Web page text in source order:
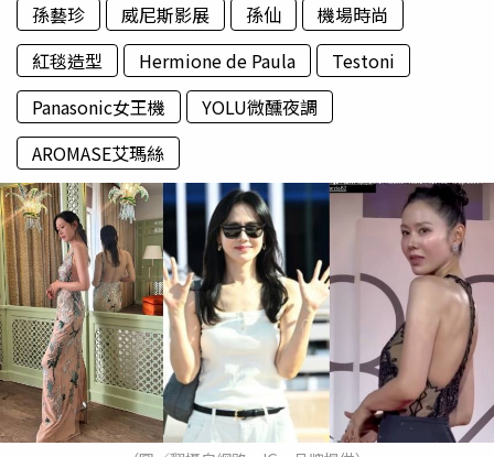
孫藝珍 威尼斯影展 孫仙
機場時尚
紅毯造型
Hermione de Paula
Testoni
Panasonic女王機
YOLU微醺夜調
AROMASE艾瑪絲